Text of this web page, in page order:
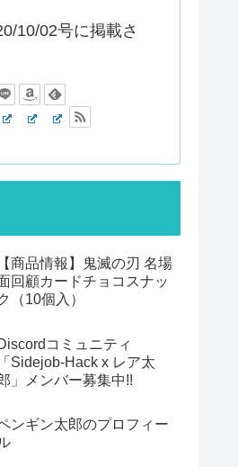
10/02号に掲載さ
【商品情報】鬼滅の刃 名場
回顧カードチョコスナッ
（10個入）
コミュニティ
「Sidejob-Hack x レア太
」メンバー募集中!!
ンギン太郎のプロフィー